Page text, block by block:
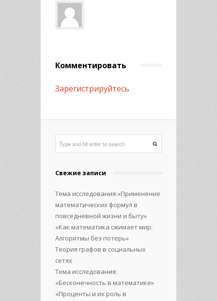
Комментировать
Зарегистрируйтесь
Свежие записи
Тема исследования:«Применение
математических формул в
повседневной жизни и быту»
«Как математика сжимает мир:
Алгоритмы без потерь»
Теория графов в социальных
сетях
Тема исследования:
«Бесконечность в математике»
«Проценты и их роль в